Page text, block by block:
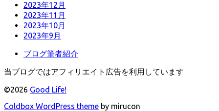
2023年12月
2023年11月
2023年10月
2023年9月
ブログ筆者紹介
当ブログではアフィリエイト広告を利用しています
©2026 Good Life!
Coldbox WordPress theme by mirucon